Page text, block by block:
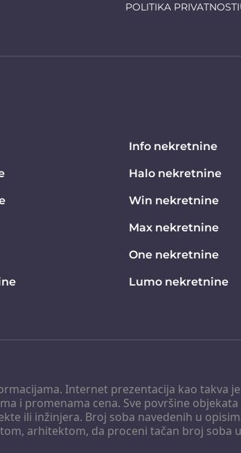
POLITIKA PRIVATNOSTI
Internet prezentacija kao takva je
i promenama cena. Sve površine objekata
ili inžinjera. Broj soba navedenih u
arhitektom, da proceni tačan broj soba u
Info nekretnine
Halo nekretnine
Win nekretnine
Max nekretnine
One nekretnine
Lumo nekretnine